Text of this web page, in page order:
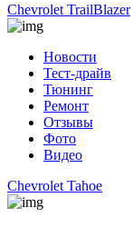
Chevrolet TrailBlazer
Новости
Тест-драйв
Тюнинг
Ремонт
Отзывы
Фото
Видео
Chevrolet Tahoe